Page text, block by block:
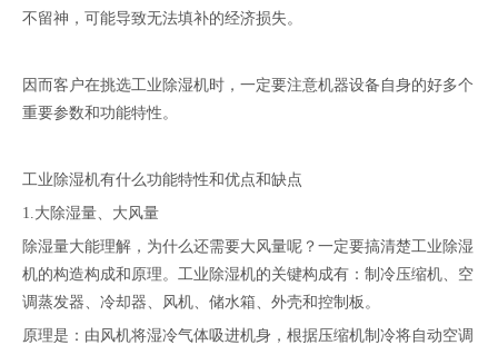
不留神，可能导致无法填补的经济损失。
因而客户在挑选工业除湿机时，一定要注意机器设备自身的好多个
重要参数和功能特性。
工业除湿机有什么功能特性和优点和缺点
1.大除湿量、大风量
除湿量大能理解，为什么还需要大风量呢？一定要搞清楚工业除湿
机的构造构成和原理。工业除湿机的关键构成有：制冷压缩机、空
调蒸发器、冷却器、风机、储水箱、外壳和控制板。
原理是：由风机将湿冷气体吸进机身，根据压缩机制冷将自动空调